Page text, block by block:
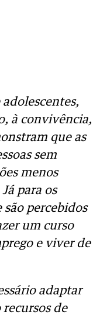
à convivência,
que as
sem
menos
para os
percebidos
um curso
e viver de
adaptar
de